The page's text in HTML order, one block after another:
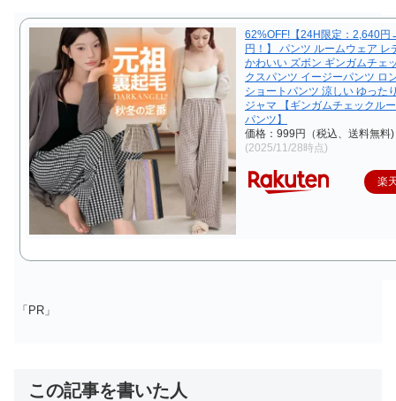
62%OFF!【24H限定：2,640
円！】 パンツ ルームウェア レ
かわいい ズボン ギンガムチェ
クスパンツ イージーパンツ ロ
ショートパンツ 涼しい ゆった
ジャマ 【ギンガムチェックル
パンツ】
価格：999円（税込、送料無料)
(2025/11/28時点)
楽
「PR」
この記事を書いた人